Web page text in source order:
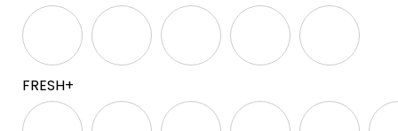
FRESH+